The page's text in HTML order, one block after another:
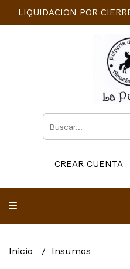
LIQUIDACION POR
CREAR CUENTA
Inicio Insumos